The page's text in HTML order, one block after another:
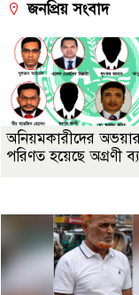
জনপ্রিয় সংবাদ
অনিয়মকারীদের
পরিণত হয়েছে অগ্রণী